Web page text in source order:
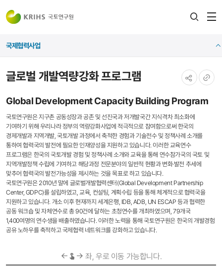
글로벌 개발역량강화 프로그램
국제협력사업
Global Development Capacity Building Program
국토연구원은 지구촌 공동성장과 공존 및 선진국과 저개발국간 지식격차 최소화에
기여하기 위해 우리나라 정부의 역량강화사업에 적극적으로 참여함으로써 한국의
경제개발과 지역개발, 국토개발 과정에서 축적한 경험과 기술전수 및 정책사례 소개를
통하여 협력국의 발전에 필요한 인재양성을 지원하고 있습니다. 이러한 교육연수
프로그램은 한국의 국토개발 경험 및 정책사례 소개와 교육을 통해 연수참가국의 국토 및
지역개발정책 수립에 기여하고 해당과정 전문분야의 일반적 현황과 변화·발전 추세에
맞추어 협력국의 발전가능성을 제시하는 것을 목표로 하고 있습니다.
국토연구원은 2010년 말에 글로벌개발협력센터(Global Development Partnership
Center, GDPC)를 설립하였고, 교육, 컨설팅, 계획수립 등을 통해 체계적으로 협력국을
지원하고 있습니다. 개소 이후 현재까지 세계은행, IDB, ADB, UN ESCAP 등과 협력한
공동 워크숍 및 자체연수로 총 90건에 달하는 초청연수를 개최하였으며, 79개국
1,400여명의 연수생을 배출하였습니다. 이러한 노력을 통해 국토연구원은 한국의 개발경험
공유 노하우를 축적하고 국제협력 네트워크를 강화하고 있습니다.
좌, 우로 이동 가능합니다.